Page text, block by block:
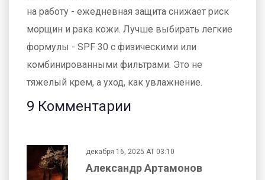
на работу - ежедневная защита снижает риск
морщин и рака кожи. Лучше выбирать легкие
формулы - SPF 30 с физическими или
комбинированными фильтрами. Это не
тяжелый крем, а уход, как увлажнение.
9 Комментарии
декабря 16, 2025 AT 03:10
Александр Артамонов